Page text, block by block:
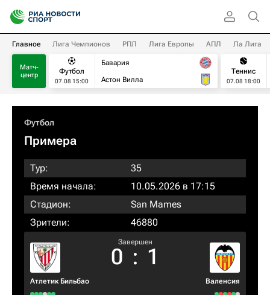
Главное Лига Чемпионов РПЛ Лига Европы АПЛ Ла Лига
Матч-
центр
Футбол
07.08 15:00
Бавария
Астон Вилла
Теннис
07.08 18:00
Футбол
Примера
Тур:
35
Время начала:
10.05.2026 в 17:15
Стадион:
San Mames
Зрители:
46880
Атлетик Бильбао
Завершен
0 : 1
Валенсия